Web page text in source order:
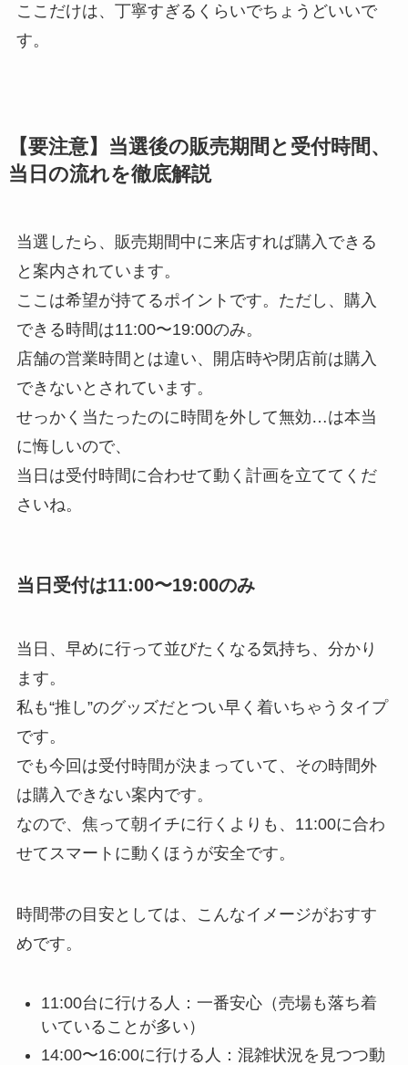
ここだけは、丁寧すぎるくらいでちょうどいいで
す。
【要注意】当選後の販売期間と受付時間、
当日の流れを徹底解説
当選したら、販売期間中に来店すれば購入できる
と案内されています。
ここは希望が持てるポイントです。ただし、購入
できる時間は11:00〜19:00のみ。
店舗の営業時間とは違い、開店時や閉店前は購入
できないとされています。
せっかく当たったのに時間を外して無効…は本当
に悔しいので、
当日は受付時間に合わせて動く計画を立ててくだ
さいね。
当日受付は11:00〜19:00のみ
当日、早めに行って並びたくなる気持ち、分かり
ます。
私も“推し”のグッズだとつい早く着いちゃうタイプ
です。
でも今回は受付時間が決まっていて、その時間外
は購入できない案内です。
なので、焦って朝イチに行くよりも、11:00に合わ
せてスマートに動くほうが安全です。
時間帯の目安としては、こんなイメージがおすす
めです。
11:00台に行ける人：一番安心（売場も落ち着
いていることが多い）
14:00〜16:00に行ける人：混雑状況を見つつ動